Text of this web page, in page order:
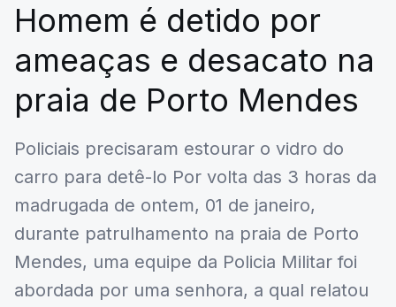
Homem é detido por
ameaças e desacato na
praia de Porto Mendes
Policiais precisaram estourar o vidro do
carro para detê-lo Por volta das 3 horas da
madrugada de ontem, 01 de janeiro,
durante patrulhamento na praia de Porto
Mendes, uma equipe da Policia Militar foi
abordada por uma senhora, a qual relatou